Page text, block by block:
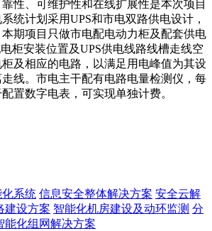
性、可维护性和在线扩展性是本次项目
统计划采用UPS和市电双路供电设计，
期项目只做市电配电动力柜及配套供电
柜安装位置及UPS供电线路线槽走线空
及相应的电路，以满足用电峰值为其设
线。市电主干配有电路电量检测仪，每
置数字电表，可实现单独计费。
系统 信息安全整体解决方案 安全云解
建设方案 智能化机房建设及动环监测 分
能化组网解决方案